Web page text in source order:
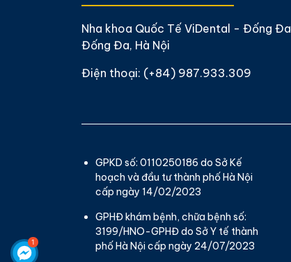
Nha khoa Quốc Tế ViDental - Đống
Đống Đa, Hà Nội
Điện thoại: (+84) 987.933.309
GPKD số: 0110250186 do Sở Kế
hoạch và đầu tư thành phố Hà Nội
cấp ngày 14/02/2023
GPHĐ khám bệnh, chữa bệnh số:
3199/HNO-GPHĐ do Sở Y tế thành
phố Hà Nội cấp ngày 24/07/2023